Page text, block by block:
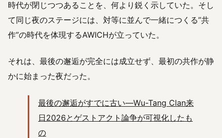
時代が閉じつつあることを、何より鋭く示していた。そし
て同じ夜のステージには、対等に並んで一緒につくる”共
作”の時代を体現するAWICHが立っていた。
それは、最後の邂逅が完全には成立せず、最初の共作が静
かに始まった夜だった。
最後の邂逅がすでに古い—Wu-Tang Clan来
日2026とゲストアクト論争が可視化したも
の